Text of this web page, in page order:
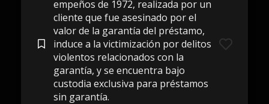
empeños de 1972, realizada por un
cliente que fue asesinado por el
valor de la garantía del préstamo,
induce a la victimización por delitos
violentos relacionados con la
garantía, y se encuentra bajo
custodia exclusiva para préstamos
sin garantía.